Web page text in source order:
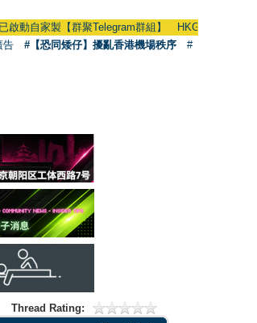
自家製【群聚Telegram群組】 HKGAY.net has
告 #【恐同矮仔】擾亂香港機場秩序
#
Thread Rating: